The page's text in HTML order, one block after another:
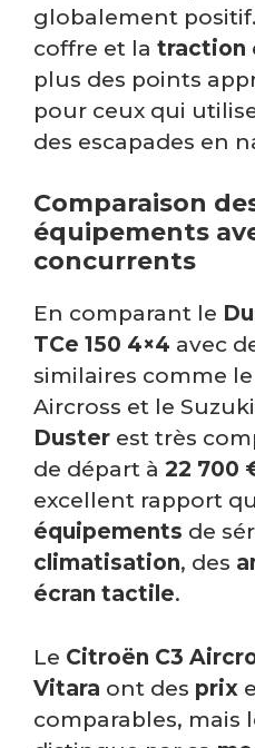
globalement
coffre et la traction
plus des points
pour ceux qui
des escapades en
Comparaison
équipements
concurrents
En comparant le
TCe 150 4×4 avec
similaires comme
Aircross et le
Duster est très
de départ à 22 700
excellent rapport
équipements de
climatisation, des
écran tactile.
Le Citroën C3
Vitara ont des prix
comparables, mais